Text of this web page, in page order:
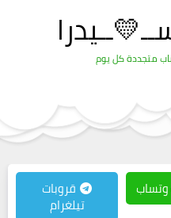
متجددة كل يوم
وتساب قروبات
تيلغرام